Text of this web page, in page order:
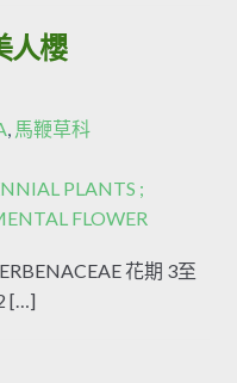
人櫻
, 馬鞭草科
PLANTS ;
FLOWER
花期 3至
[…]